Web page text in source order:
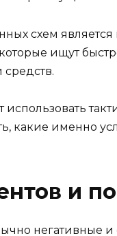
схем
ищут
какие именно
и
негативные и